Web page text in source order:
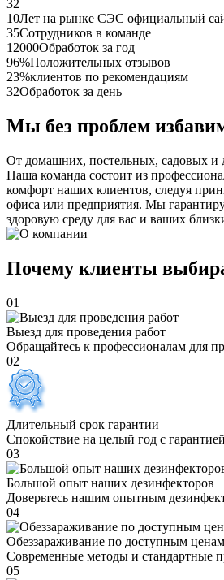
32
10Лет на рынке СЭС официальный
35Сотрудников в команде
12000Обработок за год
96%Положительных отзывов
23%клиентов по рекомендациям
32Обработок за день
Мы без проблем
От домашних, постельных, садовых и
Наша команда состоит из
комфорт наших клиентов, следуя
офиса или предприятия. Мы
здоровую среду для вас и ваших
Почему клиенты
01
Выезд для проведения работ
Обращайтесь к профессионалам для
02
Длительный срок гарантии
Спокойствие на целый год с
03
Большой опыт наших дезинфекторов
Доверьтесь нашим опытным
04
Обеззараживание по доступным ценам
Современные методы и стандартные
05